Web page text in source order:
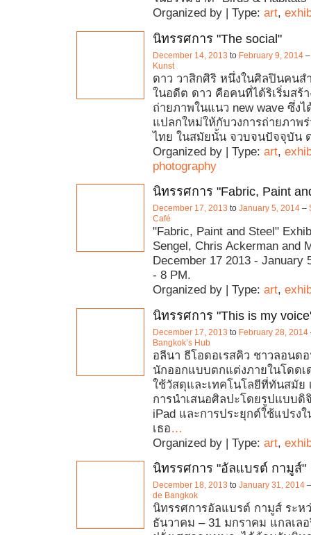
Organized by | Type: art,
นิทรรศการ "The social"
December 14, 2013 to February 9, 2014
Kunst
ดาว วาสิกศิริ หนึ่งในศิลปินคนส
ในอดีต ดาว คือคนที่ได้ริเริ่มสร้
ถ่ายภาพในแนว new wave ซึ่งไ
แปลกใหม่ให้กับวงการถ่ายภาพ
ไทย ในสมัยนั้น จวบจนปัจจุบัน
Organized by | Type: art,
photography
นิทรรศการ "Fabric, Paint
December 17, 2013 to January 5, 2014 –
Café
"Fabric, Paint and Steel"
Sengel, Chris Ackerman and
December 17 2013 - January
- 8 PM.
Organized by | Type: art,
นิทรรศการ "This is my
December 17, 2013 to February 28, 2014
Bangkok’s Hub
อลีนา ธีโอดอเรสคิว ชาวลอนด
นักออกแบบตกแต่งภายในโดดเ
ใช้วัสดุและเทคโนโลยีที่ทันสมัย
การนำเสนอศิลปะโดยรูปแบบดิ
iPad และการประยุกต์ใช้แปรง
เธอ…
Organized by | Type: art,
นิทรรศการ "อัลแบรต์ กามูส์"
December 18, 2013 to January 31, 2014
de Bangkok
นิทรรศการอัลแบรต์ กามูส์ ระห
ธันวาคม – 31 มกราคม แกลเล